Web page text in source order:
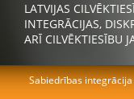
LATVIJAS
INTEGRĀCIJAS,
ARĪ CILVĒKTIESĪBU
Sabiedrības integrācija